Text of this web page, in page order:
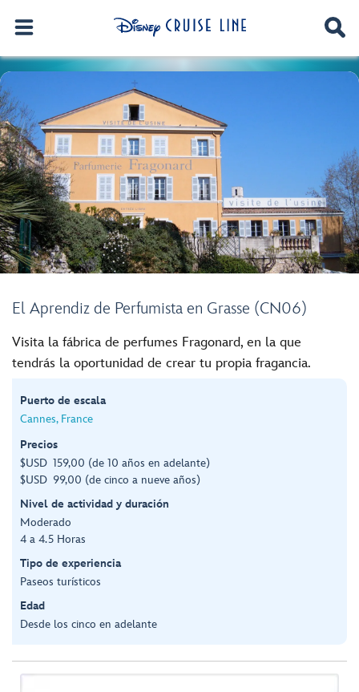
El Aprendiz de Perfumista en Grasse (CN06)
Visita la fábrica de perfumes Fragonard, en la que
tendrás la oportunidad de crear tu propia fragancia.
Puerto de escala
Cannes, France
Precios
$USD 159,00 (de 10 años en adelante)
$USD 99,00 (de cinco a nueve años)
Nivel de actividad y duración
Moderado
4 a 4.5 Horas
Tipo de experiencia
Paseos turísticos
Edad
Desde los cinco en adelante